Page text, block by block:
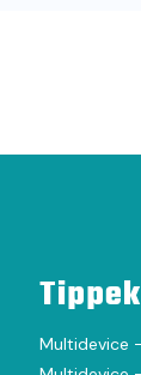
Multidevice